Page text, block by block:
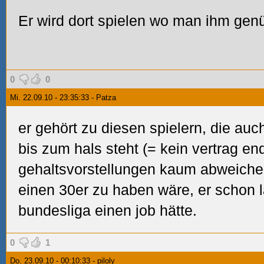
Er wird dort spielen wo man ihm
0 0
Mi. 22.09.10 - 23:35:33 - Patza
er gehört zu diesen spielern, die
bis zum hals steht (= kein vertrag
gehaltsvorstellungen kaum
einen 30er zu haben wäre, er schon
bundesliga einen job hätte.
0 1
Do. 23.09.10 - 00:10:33 - piloly